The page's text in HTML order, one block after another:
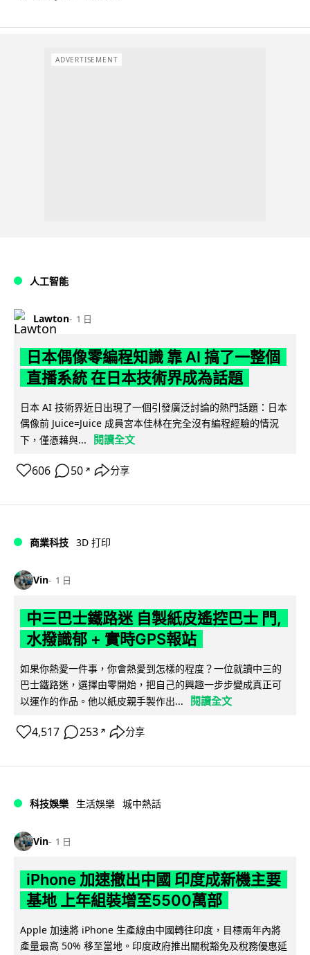
ADVERTISEMENT
人工智能
Lawton 1 日
日本偶像零編程知識 靠 AI 搞了一整個
直播系統 在日本技術界成為話題
日本 AI 技術界近日出現了一個引發廣泛討論的熱門話題：日本
偶像前 Juice=Juice 成員宮本佳林在完全沒有編程經驗的情況
下，僅憑藉與...
閱讀全文
606 50 ↗ 分享
商業科技 3D 打印
Vin 1 日
中三巴士鐵路迷 自製紙皮遙控巴士 門,
水撥識郁 + 實時GPS報站
如果你熱愛一件事，你會熱愛到怎樣的程度？一位就讀中三的
巴士鐵路迷，選擇由零開始，把自己的興趣一步步變成真正可
以運作的作品。他以紙皮親手製作出...
閱讀全文
4,517 253 ↗ 分享
科技娛樂 生活娛樂 城中熱話
Vin 1 日
iPhone 加速撤出中國 印度成新機主要
基地 上年組裝增至5500萬部
Apple 加速將 iPhone 生產線由中國轉往印度，目標兩年內將
產量最高 50% 移至當地。印度政府推出關稅豁免及稅務優惠延